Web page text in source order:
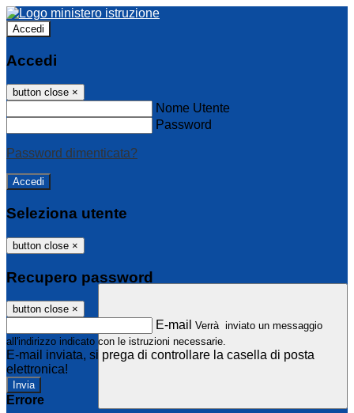
Accedi
Accedi
button close ×
Nome Utente
Password
Password dimenticata?
Seleziona utente
button close ×
Recupero password
button close ×
E-mail Verrà inviato un messaggio
all'indirizzo indicato con le istruzioni necessarie.
E-mail inviata, si prega di controllare la casella di posta
elettronica!
Errore